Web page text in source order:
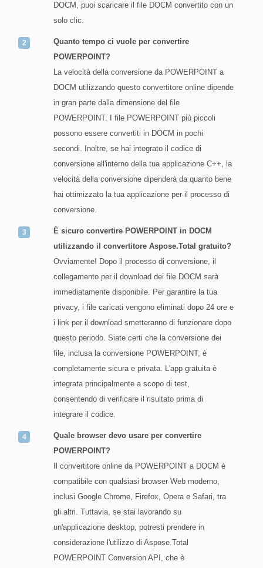
DOCM, puoi scaricare il file DOCM convertito con un
solo clic.
Quanto tempo ci vuole per convertire
POWERPOINT?
La velocità della conversione da POWERPOINT a
DOCM utilizzando questo convertitore online dipende
in gran parte dalla dimensione del file
POWERPOINT. I file POWERPOINT più piccoli
possono essere convertiti in DOCM in pochi
secondi. Inoltre, se hai integrato il codice di
conversione all'interno della tua applicazione C++, la
velocità della conversione dipenderà da quanto bene
hai ottimizzato la tua applicazione per il processo di
conversione.
È sicuro convertire POWERPOINT in DOCM
utilizzando il convertitore Aspose.Total gratuito?
Ovviamente! Dopo il processo di conversione, il
collegamento per il download dei file DOCM sarà
immediatamente disponibile. Per garantire la tua
privacy, i file caricati vengono eliminati dopo 24 ore e
i link per il download smetteranno di funzionare dopo
questo periodo. Siate certi che la conversione dei
file, inclusa la conversione POWERPOINT, è
completamente sicura e privata. L'app gratuita è
integrata principalmente a scopo di test,
consentendo di verificare il risultato prima di
integrare il codice.
Quale browser devo usare per convertire
POWERPOINT?
Il convertitore online da POWERPOINT a DOCM è
compatibile con qualsiasi browser Web moderno,
inclusi Google Chrome, Firefox, Opera e Safari, tra
gli altri. Tuttavia, se stai lavorando su
un'applicazione desktop, potresti prendere in
considerazione l'utilizzo di Aspose.Total
POWERPOINT Conversion API, che è